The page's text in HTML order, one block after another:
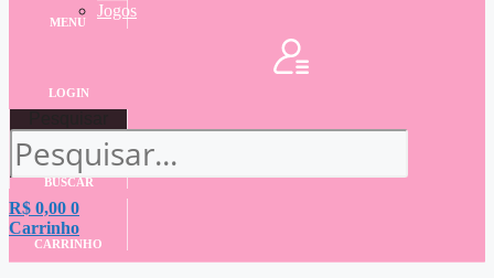
Jogos
MENU
LOGIN
BUSCAR
R$ 0,00 0
Carrinho
CARRINHO